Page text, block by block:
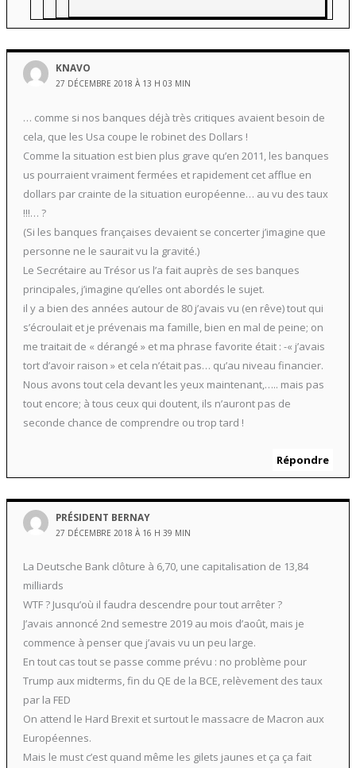
KNAVO
27 DÉCEMBRE 2018 À 13 H 03 MIN
… comme si nos banques déjà très critiques avaient besoin de
cela, que les Usa coupe le robinet des Dollars !
Comme la situation est bien plus grave qu’en 2011, les banques
us pourraient vraiment fermées et rapidement cet afflue en
dollars par crainte de la situation européenne… au vu des taux
!!!… ?
(Si les banques françaises devaient se concerter j’imagine que
personne ne le saurait vu la gravité.)
Le Secrétaire au Trésor us l’a fait auprès de ses banques
principales, j’imagine qu’elles ont abordés le sujet.
il y a bien des années autour de 80 j’avais vu (en rêve) tout qui
s’écroulait et je prévenais ma famille, bien en mal de peine; on
me traitait de « dérangé » et ma phrase favorite était : -« j’avais
tort d’avoir raison » et cela n’était pas… qu’au niveau financier.
Nous avons tout cela devant les yeux maintenant,….. mais pas
tout encore; à tous ceux qui doutent, ils n’auront pas de
seconde chance de comprendre ou trop tard !
Répondre
PRÉSIDENT BERNAY
27 DÉCEMBRE 2018 À 16 H 39 MIN
La Deutsche Bank clôture à 6,70, une capitalisation de 13,84
milliards
WTF ? Jusqu’où il faudra descendre pour tout arrêter ?
J’avais annoncé 2nd semestre 2019 au mois d’août, mais je
commence à penser que j’avais vu un peu large.
En tout cas tout se passe comme prévu : no problème pour
Trump aux midterms, fin du QE de la BCE, relèvement des taux
par la FED
On attend le Hard Brexit et surtout le massacre de Macron aux
Européennes.
Mais le must c’est quand même les gilets jaunes et ça ça fait